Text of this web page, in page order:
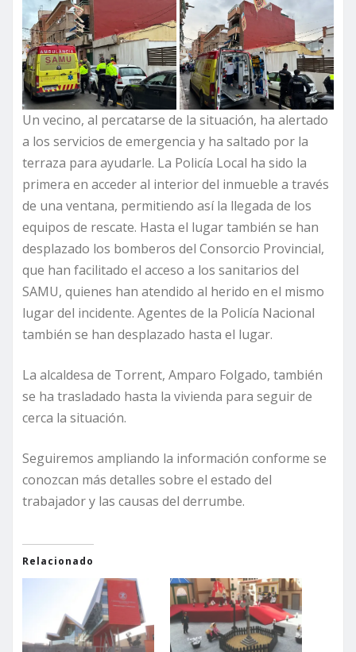
Un vecino, al percatarse de la situación, ha alertado
a los servicios de emergencia y ha saltado por la
terraza para ayudarle. La Policía Local ha sido la
primera en acceder al interior del inmueble a través
de una ventana, permitiendo así la llegada de los
equipos de rescate. Hasta el lugar también se han
desplazado los bomberos del Consorcio Provincial,
que han facilitado el acceso a los sanitarios del
SAMU, quienes han atendido al herido en el mismo
lugar del incidente. Agentes de la Policía Nacional
también se han desplazado hasta el lugar.
La alcaldesa de Torrent, Amparo Folgado, también
se ha trasladado hasta la vivienda para seguir de
cerca la situación.
Seguiremos ampliando la información conforme se
conozcan más detalles sobre el estado del
trabajador y las causas del derrumbe.
Relacionado